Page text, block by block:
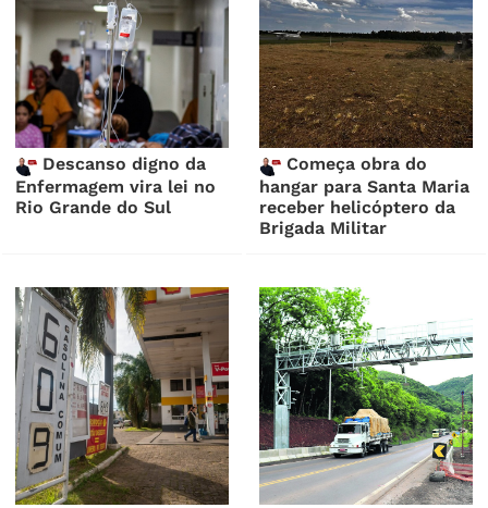
Descanso digno da
Enfermagem vira lei no
Rio Grande do Sul
Começa obra do
hangar para Santa Maria
receber helicóptero da
Brigada Militar